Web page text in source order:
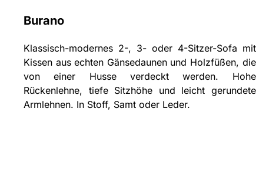
Burano
Klassisch-modernes 2-, 3- oder 4-Sitzer-Sofa mit
Kissen aus echten Gänsedaunen und Holzfüßen, die
von einer Husse verdeckt werden. Hohe
Rückenlehne, tiefe Sitzhöhe und leicht gerundete
Armlehnen. In Stoff, Samt oder Leder.